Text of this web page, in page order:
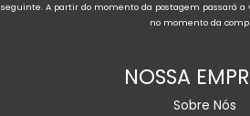
seguinte. A partir do momento da postagem passará a
no momento da
NOSSA
Sobre Nós